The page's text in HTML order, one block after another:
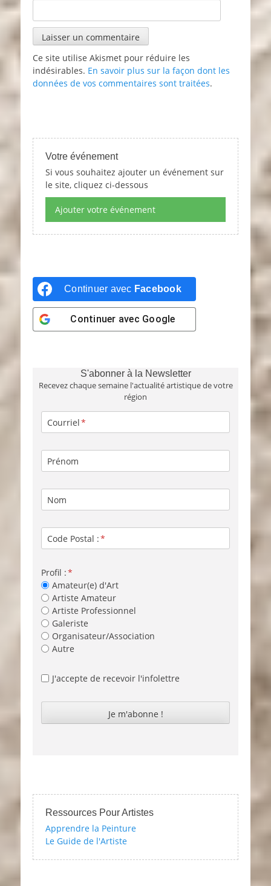
Ce site utilise Akismet pour réduire les
indésirables. En savoir plus sur la façon dont les
données de vos commentaires sont traitées.
Votre événement
Si vous souhaitez ajouter un événement sur
le site, cliquez ci-dessous
Ajouter votre événement
Continuer avec Facebook
Continuer avec Google
S'abonner à la Newsletter
Recevez chaque semaine l'actualité artistique de votre
région
Courriel
Prénom
Nom
Code Postal :
Profil :
Amateur(e) d'Art
Artiste Amateur
Artiste Professionnel
Galeriste
Organisateur/Association
Autre
J'accepte de recevoir l'infolettre
Ressources Pour Artistes
Apprendre la Peinture
Le Guide de l'Artiste